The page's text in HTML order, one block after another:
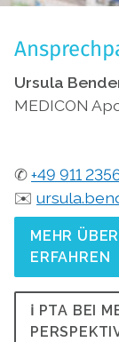
Ursula
MEDICON
✆+49 911
✉️
MEHR
ERFAHREN
ℹ️ PTA BEI